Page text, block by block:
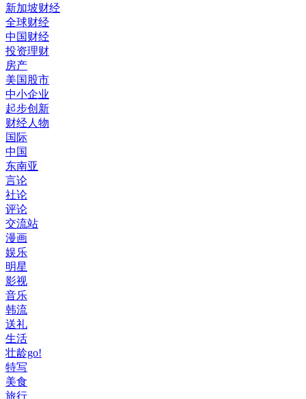
新加坡财经
全球财经
中国财经
投资理财
房产
美国股市
中小企业
起步创新
财经人物
国际
中国
东南亚
言论
社论
评论
交流站
漫画
娱乐
明星
影视
音乐
韩流
送礼
生活
壮龄go!
特写
美食
旅行